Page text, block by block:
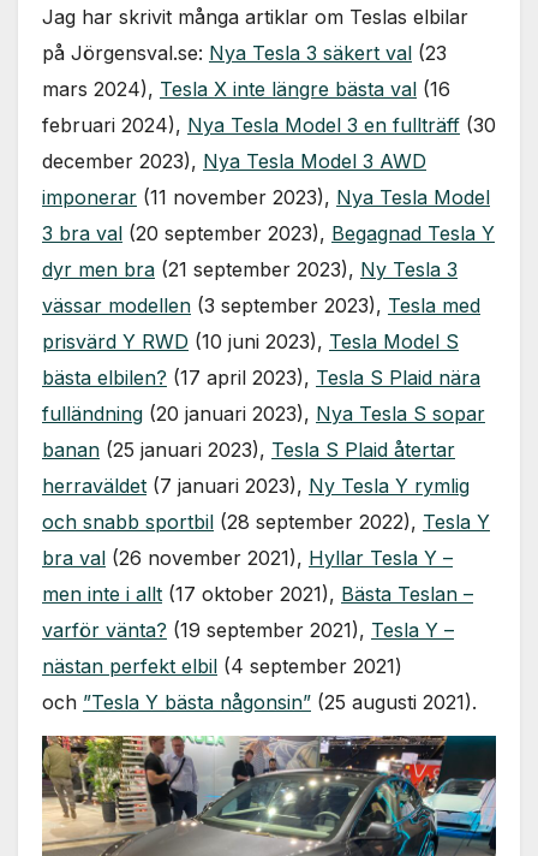
Jag har skrivit många artiklar om Teslas elbilar
på Jörgensval.se: Nya Tesla 3 säkert val (23
mars 2024), Tesla X inte längre bästa val (16
februari 2024), Nya Tesla Model 3 en fullträff (30
december 2023), Nya Tesla Model 3 AWD
imponerar (11 november 2023), Nya Tesla Model
3 bra val (20 september 2023), Begagnad Tesla Y
dyr men bra (21 september 2023), Ny Tesla 3
vässar modellen (3 september 2023), Tesla med
prisvärd Y RWD (10 juni 2023), Tesla Model S
bästa elbilen? (17 april 2023), Tesla S Plaid nära
fulländning (20 januari 2023), Nya Tesla S sopar
banan (25 januari 2023), Tesla S Plaid återtar
herraväldet (7 januari 2023), Ny Tesla Y rymlig
och snabb sportbil (28 september 2022), Tesla Y
bra val (26 november 2021), Hyllar Tesla Y –
men inte i allt (17 oktober 2021), Bästa Teslan –
varför vänta? (19 september 2021), Tesla Y –
nästan perfekt elbil (4 september 2021)
och ”Tesla Y bästa någonsin” (25 augusti 2021).
Nödvändiga
Dessa kakor
går inte att
behövs för
att hemsidan
taget ska
fungera.
Statistik
För att vi ska
förbättra
hemsidans
och
uppbyggnad,
baserat på
hur
hemsidan